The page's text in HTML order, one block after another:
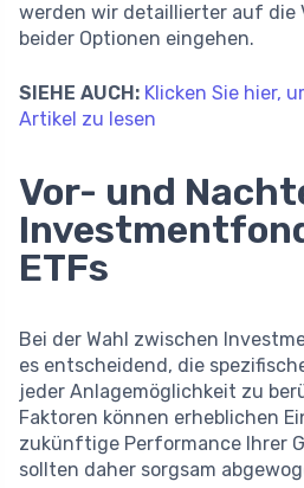
werden wir detaillierter auf die
beider Optionen eingehen.
SIEHE AUCH: Klicken Sie hier,
Artikel zu lesen
Vor- und
ETFs
Bei der Wahl zwischen
es entscheidend, die
jeder Anlagemöglichkeit zu
Faktoren können erheblichen
zukünftige Performance Ihrer
sollten daher sorgsam